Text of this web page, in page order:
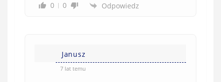
0 0 Odpowiedz
Janusz
7 lat temu